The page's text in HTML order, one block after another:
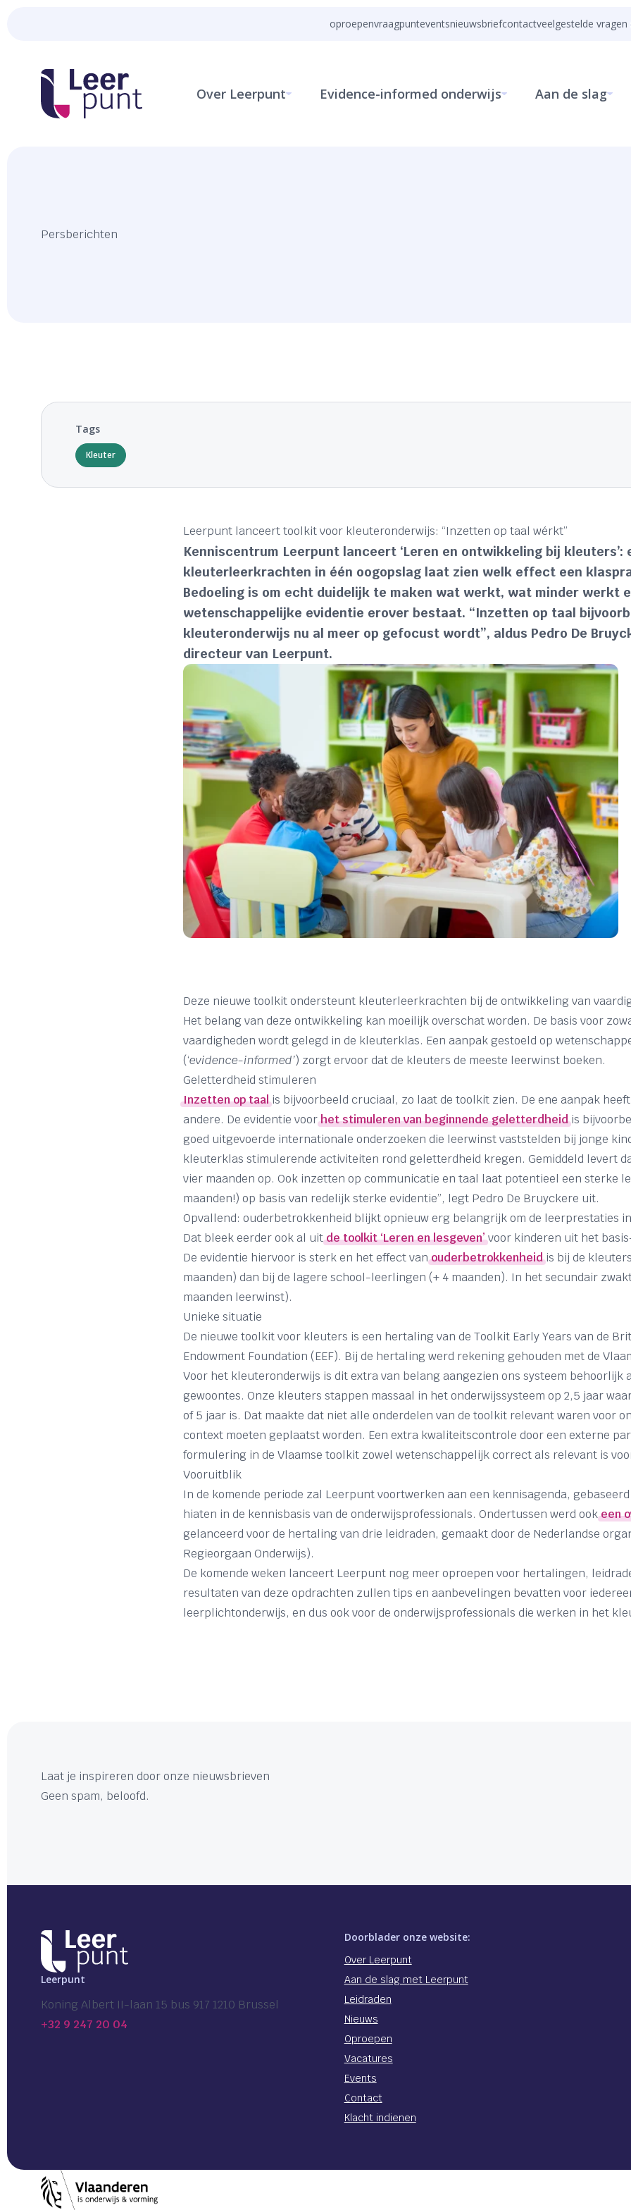
oproepenvraagpunteventsnieuwsbriefcontactveelgestelde vragen
Over Leerpunt Evidence-informed onderwijs Aan de slag
Persberichten
Tags
Kleuter
Leerpunt lanceert toolkit voor kleuteronderwijs: “Inzetten op taal wérkt”
Kenniscentrum Leerpunt lanceert ‘Leren en ontwikkeling bij kleuters’:
kleuterleerkrachten in één oogopslag laat zien welk effect een
Bedoeling is om echt duidelijk te maken wat werkt, wat minder werkt
wetenschappelijke evidentie erover bestaat. “Inzetten op taal
kleuteronderwijs nu al meer op gefocust wordt”, aldus Pedro De
directeur van Leerpunt.
Deze nieuwe toolkit ondersteunt kleuterleerkrachten bij de ontwikkeling van
Het belang van deze ontwikkeling kan moeilijk overschat worden. De basis voor
vaardigheden wordt gelegd in de kleuterklas. Een aanpak gestoeld op
(‘evidence-informed’) zorgt ervoor dat de kleuters de meeste leerwinst boeken.
Geletterdheid stimuleren
Inzetten op taalis bijvoorbeeld cruciaal, zo laat de toolkit zien. De ene aanpak
andere. De evidentie voorhet stimuleren van beginnende geletterdheidis
goed uitgevoerde internationale onderzoeken die leerwinst vaststelden bij jonge
kleuterklas stimulerende activiteiten rond geletterdheid kregen. Gemiddeld levert
vier maanden op. Ook inzetten op communicatie en taal laat potentieel een sterke
maanden!) op basis van redelijk sterke evidentie”, legt Pedro De Bruyckere uit.
Opvallend: ouderbetrokkenheid blijkt opnieuw erg belangrijk om de leerprestaties
Dat bleek eerder ook al uitde toolkit ‘Leren en lesgeven’voor kinderen uit het
De evidentie hiervoor is sterk en het effect vanouderbetrokkenheidis bij de
maanden) dan bij de lagere school-leerlingen (+ 4 maanden). In het secundair
maanden leerwinst).
Unieke situatie
De nieuwe toolkit voor kleuters is een hertaling van de Toolkit Early Years van de
Endowment Foundation (EEF). Bij de hertaling werd rekening gehouden met de
Voor het kleuteronderwijs is dit extra van belang aangezien ons systeem behoorlijk
gewoontes. Onze kleuters stappen massaal in het onderwijssysteem op 2,5 jaar
of 5 jaar is. Dat maakte dat niet alle onderdelen van de toolkit relevant waren voor
context moeten geplaatst worden. Een extra kwaliteitscontrole door een externe
formulering in de Vlaamse toolkit zowel wetenschappelijk correct als relevant is
Vooruitblik
In de komende periode zal Leerpunt voortwerken aan een kennisagenda,
hiaten in de kennisbasis van de onderwijsprofessionals. Ondertussen werd ookeen
gelanceerd voor de hertaling van drie leidraden, gemaakt door de Nederlandse
Regieorgaan Onderwijs).
De komende weken lanceert Leerpunt nog meer oproepen voor hertalingen,
resultaten van deze opdrachten zullen tips en aanbevelingen bevatten voor
leerplichtonderwijs, en dus ook voor de onderwijsprofessionals die werken in het
Laat je inspireren door onze nieuwsbrieven
Geen spam, beloofd.
Leerpunt
Koning Albert II-laan 15 bus 917 1210 Brussel
+32 9 247 20 04
Doorblader onze website:
Over Leerpunt
Aan de slag met Leerpunt
Leidraden
Nieuws
Oproepen
Vacatures
Events
Contact
Klacht indienen